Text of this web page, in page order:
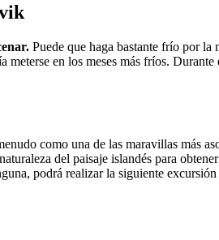
Puede que haga bastante frío por la
en los meses más fríos.
como una de las maravillas más
del paisaje islandés para
podrá realizar la siguiente